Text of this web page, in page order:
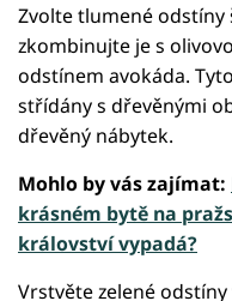
Zvolte tlumené odstíny
zkombinujte je s
odstínem avokáda.
střídány s dřevěnými
dřevěný nábytek.
Mohlo by vás zajímat:
krásném bytě na
království vypadá?
Vrstvěte zelené